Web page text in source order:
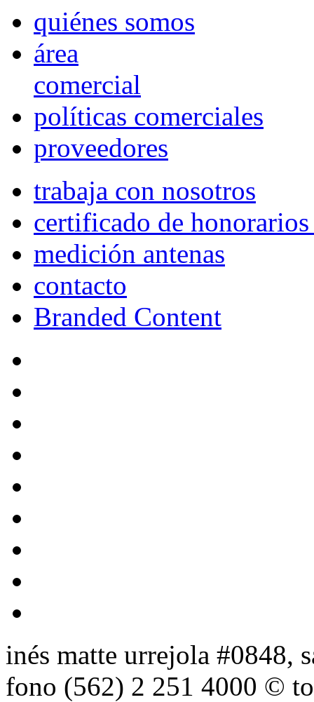
quiénes somos
área
comercial
políticas comerciales
proveedores
trabaja con nosotros
certificado de
medición antenas
contacto
Branded Content
inés matte urrejola #0848,
fono (562) 2 251 4000 ©